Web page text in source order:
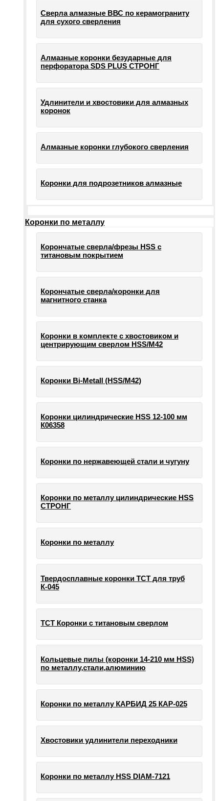
Сверла алмазные ВВС по керамограниту
для сухого сверления
Алмазные коронки безударные для
перфоратора SDS PLUS СТРОНГ
Удлинители и хвостовики для алмазных
коронок
Алмазные коронки глубокого сверления
Коронки для подрозетников алмазные
Коронки по металлу
Корончатые сверла/фрезы HSS c
титановым покрытием
Корончатые сверла/коронки для
магнитного станка
Коронки в комплекте с хвостовиком и
центрирующим сверлом HSS/М42
Коронки Bi-Metall (HSS/М42)
Коронки цилиндрические HSS 12-100 мм
К06358
Коронки по нержавеющей стали и чугуну
Коронки по металлу цилиндрические HSS
СТРОНГ
Коронки по металлу
Твердосплавные коронки ТСТ для труб
К-045
ТСТ Коронки с титановым сверлом
Кольцевые пилы (коронки 14-210 мм HSS)
по металлу,стали,алюминию
Коронки по металлу КАРБИД 25 КАР-025
Хвостовики удлинители переходники
Коронки по металлу HSS DIAM-7121